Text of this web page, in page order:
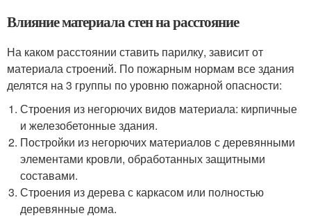
Влияние материала стен на расстояние
На каком расстоянии ставить парилку, зависит от
материала строений. По пожарным нормам все здания
делятся на 3 группы по уровню пожарной опасности:
Строения из негорючих видов материала: кирпичные
и железобетонные здания.
Постройки из негорючих материалов с деревянными
элементами кровли, обработанных защитными
составами.
Строения из дерева с каркасом или полностью
деревянные дома.